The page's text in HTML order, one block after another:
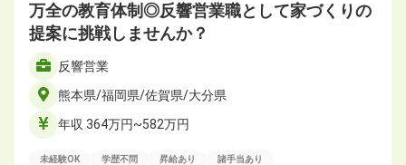
万全の教育体制◎反響営業職として家づくりの
提案に挑戦しませんか？
反響営業
熊本県/福岡県/佐賀県/大分県
年収 364万円~582万円
未経験OK 学歴不問 昇給あり 諸手当あり